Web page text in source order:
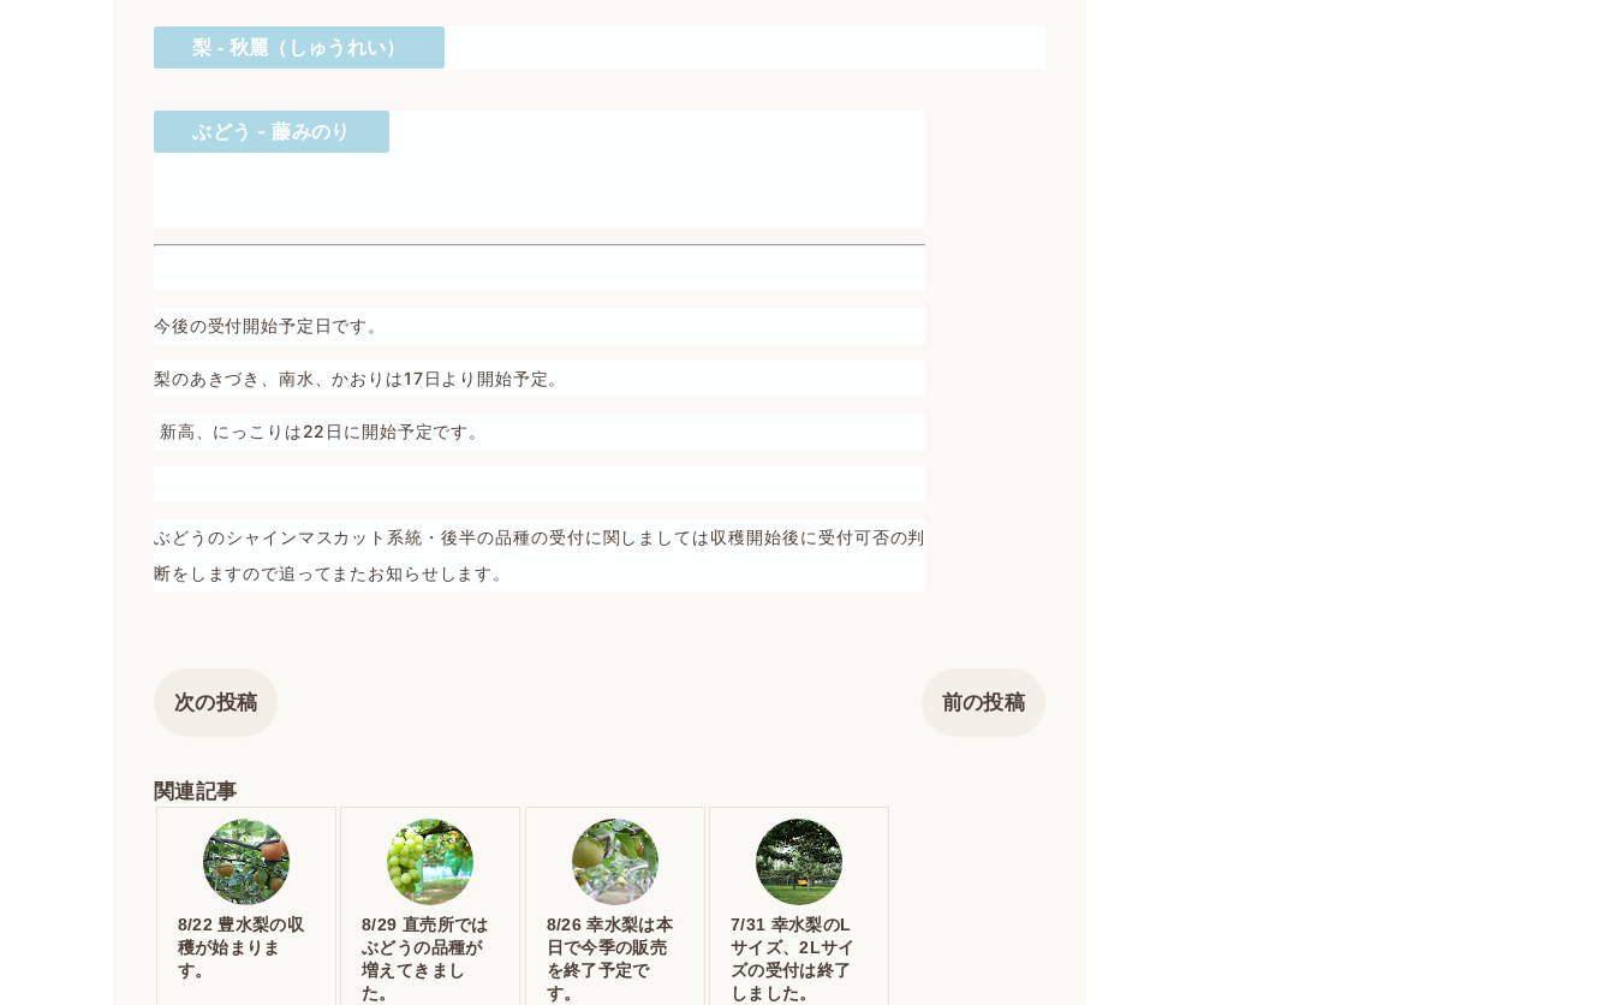
梨 - 秋麗（しゅうれい）
ぶどう - 藤みのり
今後の受付開始予定日です。
梨のあきづき、南水、かおりは17日より開始予定。
新高、にっこりは22日に開始予定です。
ぶどうのシャインマスカット系統・後半の品種の受付に関しましては収穫開始後に受付可否の判
断をしますので追ってまたお知らせします。
次の投稿 前の投稿
関連記事
8/22 豊水梨の収
穫が始まりま
す。
8/29 直売所では
ぶどうの品種が
増えてきまし
た。
8/26 幸水梨は本
日で今季の販売
を終了予定で
す。
7/31 幸水梨のL
サイズ、2Lサイ
ズの受付は終了
しました。